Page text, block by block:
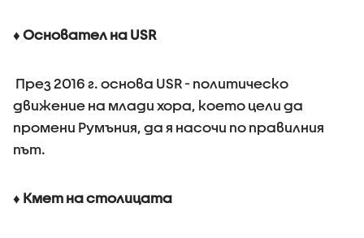
♦ Основател на USR
През 2016 г. основа USR - политическо
движение на млади хора, което цели да
промени Румъния, да я насочи по правилния
път.
♦ Кмет на столицата